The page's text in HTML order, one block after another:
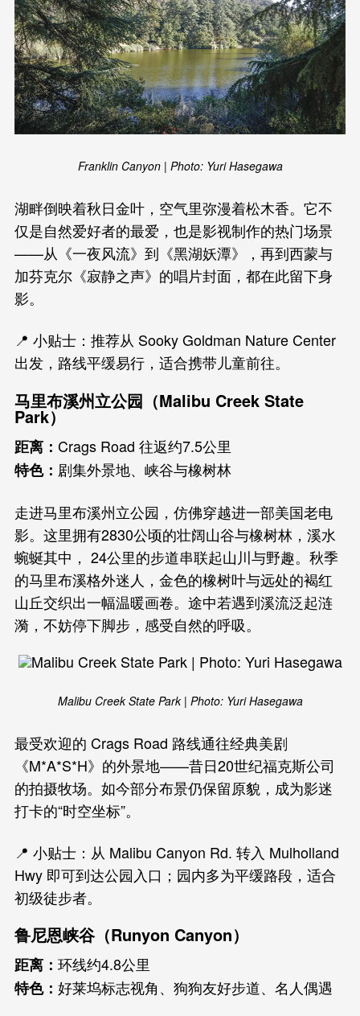
Franklin Canyon | Photo: Yuri Hasegawa
湖畔倒映着秋日金叶，空气里弥漫着松木香。它不
仅是自然爱好者的最爱，也是影视制作的热门场景
——从《一夜风流》到《黑湖妖潭》，再到西蒙与
加芬克尔《寂静之声》的唱片封面，都在此留下身
影。
📍 小贴士：推荐从 Sooky Goldman Nature Center
出发，路线平缓易行，适合携带儿童前往。
马里布溪州立公园（Malibu Creek State
Park）
距离： Crags Road 往返约7.5公里
特色： 剧集外景地、峡谷与橡树林
走进马里布溪州立公园，仿佛穿越进一部美国老电
影。这里拥有2830公顷的壮阔山谷与橡树林，溪水
蜿蜒其中， 24公里的步道串联起山川与野趣。秋季
的马里布溪格外迷人，金色的橡树叶与远处的褐红
山丘交织出一幅温暖画卷。途中若遇到溪流泛起涟
漪，不妨停下脚步，感受自然的呼吸。
Malibu Creek State Park | Photo: Yuri Hasegawa
最受欢迎的 Crags Road 路线通往经典美剧
《M*A*S*H》的外景地——昔日20世纪福克斯公司
的拍摄牧场。如今部分布景仍保留原貌，成为影迷
打卡的“时空坐标”。
📍 小贴士：从 Malibu Canyon Rd. 转入 Mulholland
Hwy 即可到达公园入口；园内多为平缓路段，适合
初级徒步者。
鲁尼恩峡谷（Runyon Canyon）
距离： 环线约4.8公里
特色： 好莱坞标志视角、狗狗友好步道、名人偶遇